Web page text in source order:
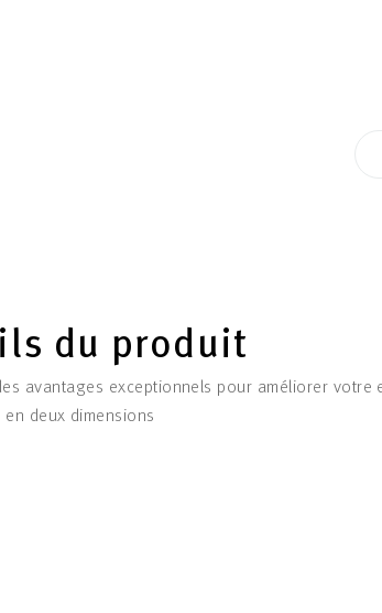
du produit
avantages exceptionnels pour améliorer votre
en deux dimensions